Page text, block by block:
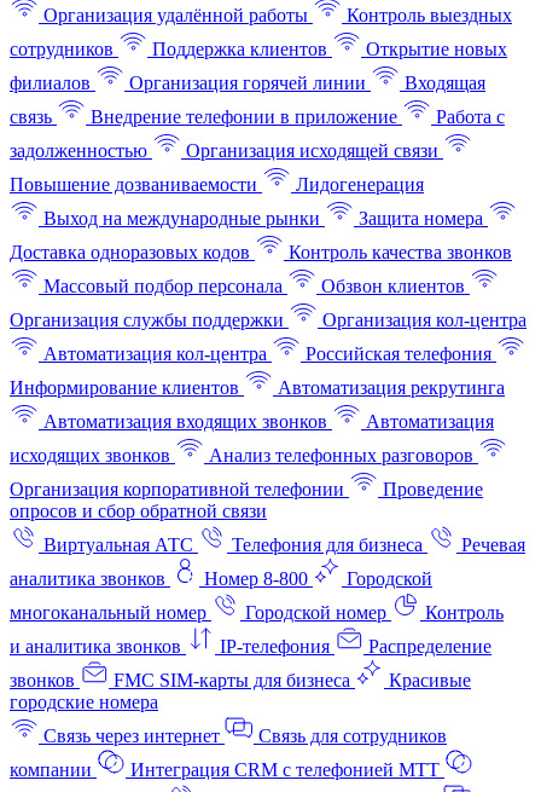
Организация удалённой работы
Контроль выездных
сотрудников
Поддержка клиентов
Открытие новых
филиалов
Организация горячей линии
Входящая
связь
Внедрение телефонии в приложение
Работа с
задолженностью
Организация исходящей связи
Повышение дозваниваемости
Лидогенерация
Выход на международные рынки
Защита номера
Доставка одноразовых кодов
Контроль качества звонков
Массовый подбор персонала
Обзвон клиентов
Организация службы поддержки
Организация кол-центра
Автоматизация кол-центра
Российская телефония
Информирование клиентов
Автоматизация рекрутинга
Автоматизация входящих звонков
Автоматизация
исходящих звонков
Анализ телефонных разговоров
Организация корпоративной телефонии
Проведение
опросов и сбор обратной связи
Виртуальная АТС
Телефония для бизнеса
Речевая
аналитика звонков
Номер 8-800
Городской
многоканальный номер
Городской номер
Контроль
и аналитика звонков
IP-телефония
Распределение
звонков
FMC SIM-карты для бизнеса
Красивые
городские номера
Связь через интернет
Связь для сотрудников
компании
Интеграция CRM с телефонией МТТ